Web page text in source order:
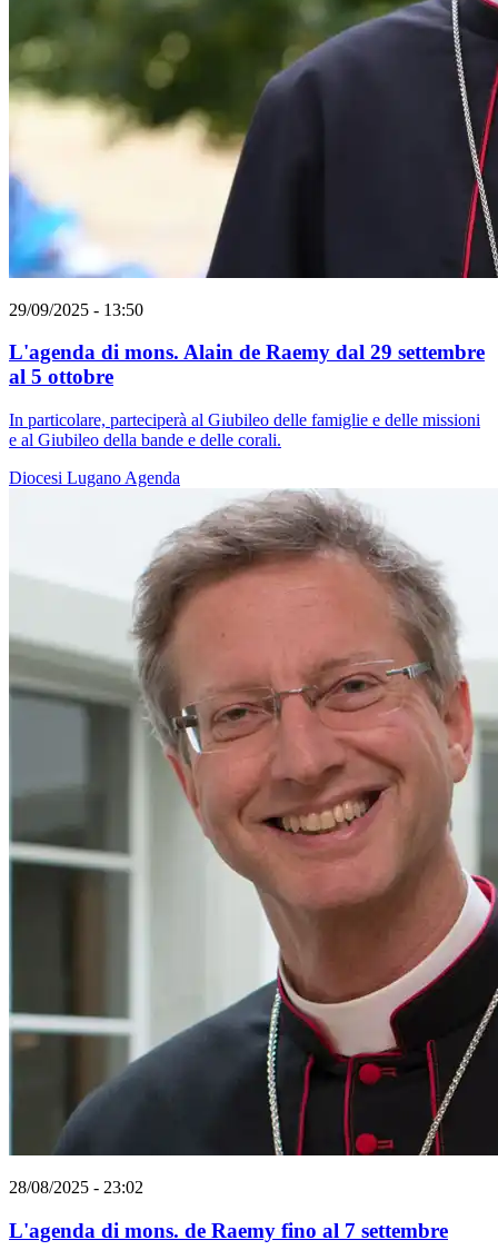
29/09/2025 - 13:50
L'agenda di mons. Alain de Raemy dal 29 settembre
al 5 ottobre
In particolare, parteciperà al Giubileo delle famiglie e delle missioni
e al Giubileo della bande e delle corali.
Diocesi Lugano Agenda
28/08/2025 - 23:02
L'agenda di mons. de Raemy fino al 7 settembre